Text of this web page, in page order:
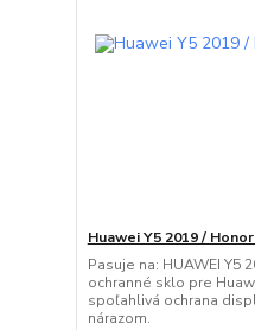
Huawei Y5 2019 /
Pasuje na: HUAWEI Y5
ochranné sklo pre
spoľahlivá ochrana
nárazom.